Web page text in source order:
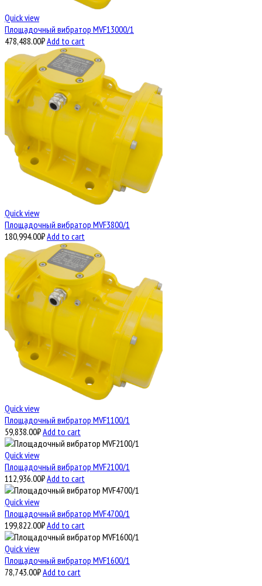
Quick view
Площадочный вибратор MVF13000/1
478,488.00₽Add to cart
Quick view
Площадочный вибратор MVF3800/1
180,994.00₽Add to cart
Quick view
Площадочный вибратор MVF1100/1
59,838.00₽Add to cart
Quick view
Площадочный вибратор MVF2100/1
112,936.00₽Add to cart
Quick view
Площадочный вибратор MVF4700/1
199,822.00₽Add to cart
Quick view
Площадочный вибратор MVF1600/1
78,743.00₽Add to cart